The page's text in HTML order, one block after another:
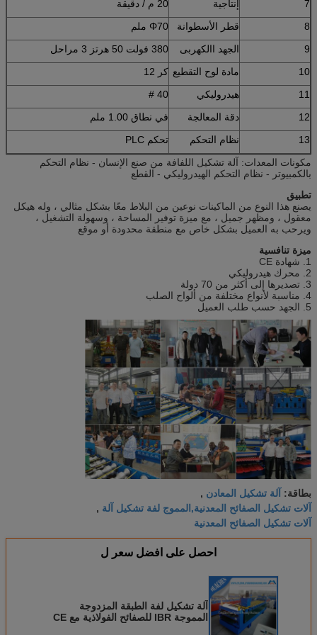
7
إنتاجية
20 م / دقيقة
8
قطر الأسطوانة
Φ70 ملم
9
الجهد االكهربى
380 فولت 50 هرتز 3 مراحل
10
مادة لوح التقطيع كر 12
11
هيدروليكي
40 #
12
دقة المعالجة
في نطاق 1.00 ملم
13
نظام التحكم
تحكم PLC
مكونات المعدات: آلة تشكيل اللفافة من صنع الإنسان - نظام التحكم
بالكمبيوتر - نظام التحكم الهيدروليكي - القطع
تطبيق
يصنع هذا النوع من الماكينات نوعين من البلاط معًا بشكل مثالي ، وله هيكل
معقول ، ومظهر جميل ، مع ميزة توفير المساحة ، وسهولة التشغيل ،
ويرحب به العميل بشكل خاص مع منطقة محدودة أو موقع
ميزة تنافسية
1. شهادة CE
2. محرك هيدروليكي
3. تصديرها إلى أكثر من 70 دولة
4. مناسبة لأنواع مختلفة من ألواح الصلب
5. الجهد حسب طلب العميل
بطاقة: آلة تشكيل المعادن ,
آلات تشكيل الصفائح المعدنية,المموج لفة تشكيل آلة ,
آلات تشكيل الصفائح المعدنية
احصل على افضل سعر ل
آلة تشكيل لفة الطبقة المزدوجة
المموجة IBR للصفائح الفولاذية مع CE